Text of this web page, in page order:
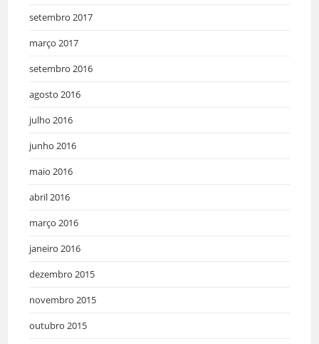
setembro 2017
março 2017
setembro 2016
agosto 2016
julho 2016
junho 2016
maio 2016
abril 2016
março 2016
janeiro 2016
dezembro 2015
novembro 2015
outubro 2015